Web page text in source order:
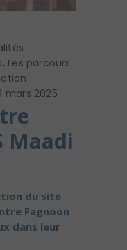
, Les parcours
mars 2025
Maadi
du site
Fagnoon
dans leur